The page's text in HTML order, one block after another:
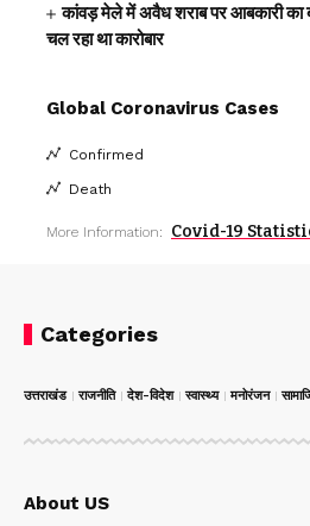
कांवड़ मेले में अवैध शराब पर आबकारी का
चल रहा था कारोबार
Global Coronavirus Cases
Confirmed
Death
More Information: Covid-19
Categories
उत्तराखंड राजनीति देश-विदेश स्वास्थ्य मनोरंजन
About US